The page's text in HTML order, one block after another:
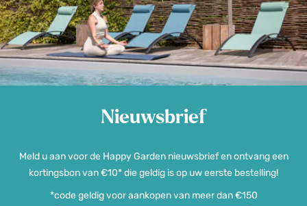
Nieuwsbrief
Meld u aan voor de Happy Garden nieuwsbrief en ontvang een
kortingsbon van €10* die geldig is op uw eerste bestelling!
*code geldig voor aankopen van meer dan €150